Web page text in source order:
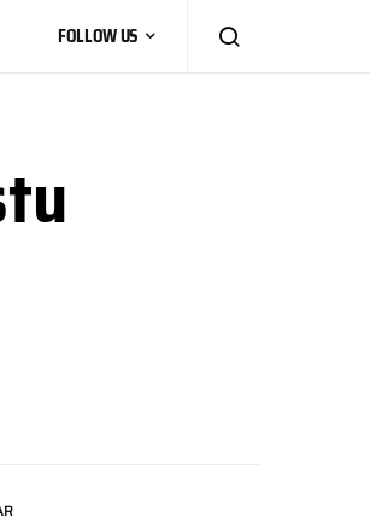
FOLLOW US